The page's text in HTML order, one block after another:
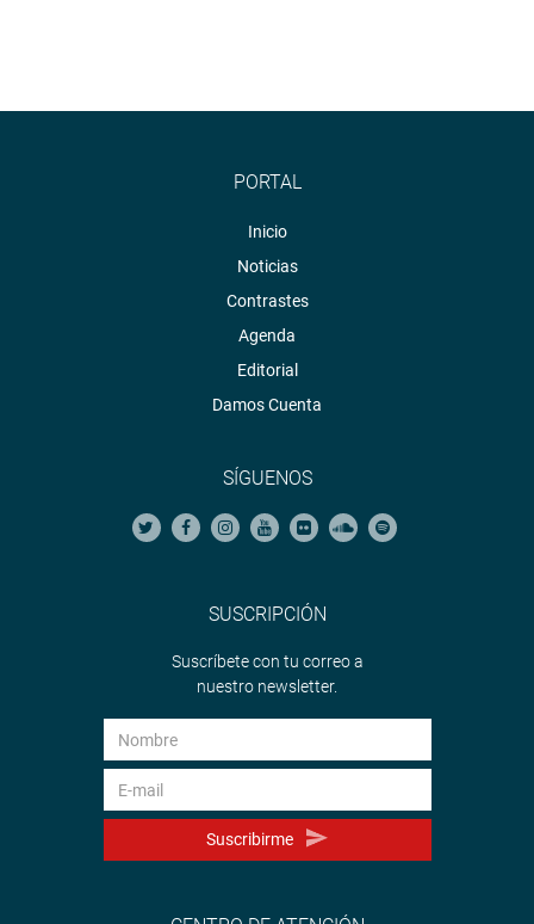
PORTAL
Inicio
Noticias
Contrastes
Agenda
Editorial
Damos Cuenta
SÍGUENOS
SUSCRIPCIÓN
Suscríbete con tu correo a
nuestro newsletter.
Suscribirme